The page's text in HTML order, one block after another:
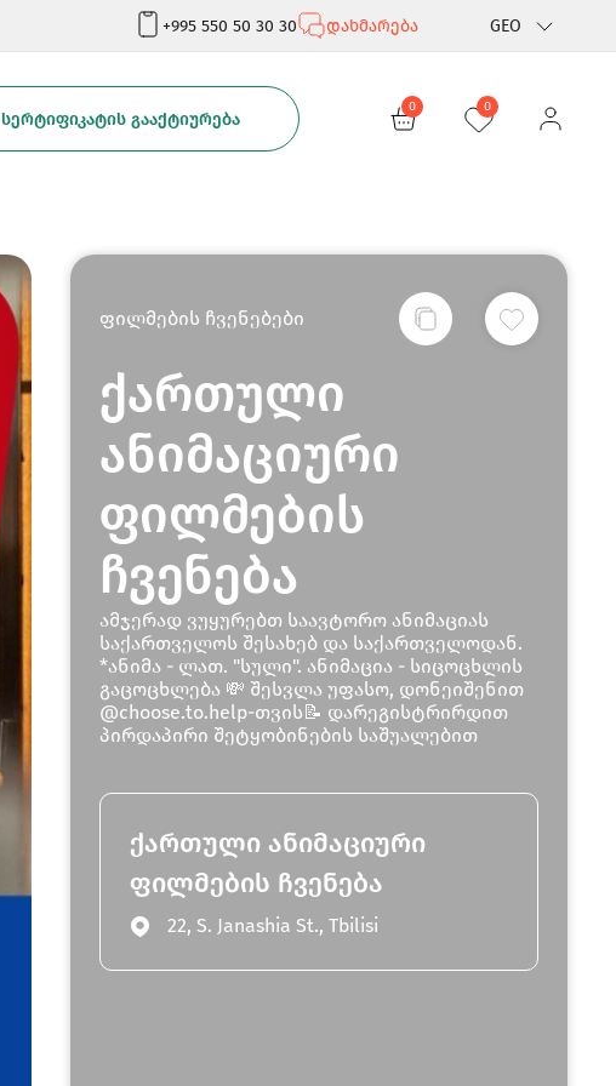
+995 550 50 30 30 დახმარება GEO
Rus
ᲡᲔᲠᲢᲘᲤᲘᲙᲐᲢᲘᲡ ᲒᲐᲐᲥᲢᲘᲣᲠᲔᲑᲐ
0 0
ფილმების ჩვენებები
ქართული
ანიმაციური
ფილმების
ჩვენება
ამჯერად ვუყურებთ საავტორო ანიმაციას
საქართველოს შესახებ და საქართველოდან.
*ანიმა - ლათ. "სული". ანიმაცია - სიცოცხლის
გაცოცხლება 💸 შესვლა უფასო, დონეიშენით
@choose.to.help-თვის📝 დარეგისტრირდით
პირდაპირი შეტყობინების საშუალებით
ქართული ანიმაციური
ფილმების ჩვენება
22, S. Janashia St., Tbilisi